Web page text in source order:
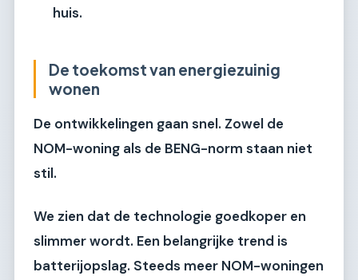
huis.
De toekomst van energiezuinig
wonen
De ontwikkelingen gaan snel. Zowel de
NOM-woning als de BENG-norm staan niet
stil.
We zien dat de technologie goedkoper en
slimmer wordt. Een belangrijke trend is
batterijopslag. Steeds meer NOM-woningen